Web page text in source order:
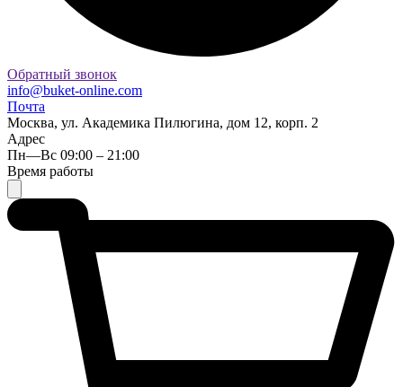
Обратный звонок
info@buket-online.com
Почта
Москва, ул. Академика Пилюгина, дом 12, корп. 2
Адрес
Пн—Вс 09:00 – 21:00
Время работы